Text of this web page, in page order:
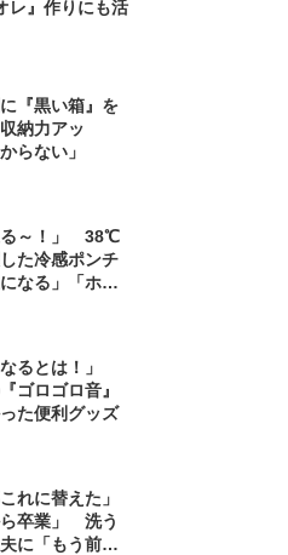
レ』作りにも活
『黒い箱』を
納力アッ
らない」
る～！」 38℃
た冷感ポンチ
なる」「ホン
なるとは！」
ゴロゴロ音』
た便利グッズ
れに替えた」
ら卒業」 洗う
に「もう前の